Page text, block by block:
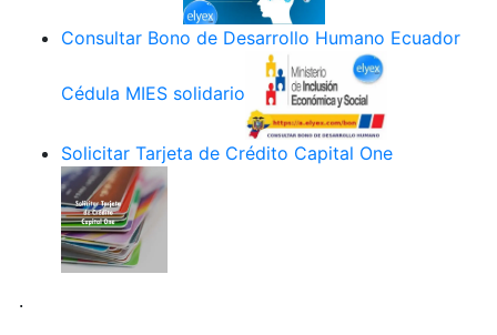
Consultar Bono de Desarrollo Humano Ecuador
Cédula MIES solidario
Solicitar Tarjeta de Crédito Capital One
.